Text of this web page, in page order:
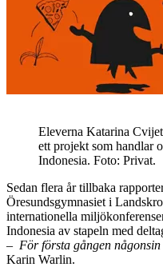
Eleverna Katarina
ett projekt som handlar
Indonesia. Foto: Privat.
Sedan flera år tillbaka
Öresundsgymnasiet i
internationella
Indonesia av stapeln med
– För första gången någonsin
Karin Warlin.